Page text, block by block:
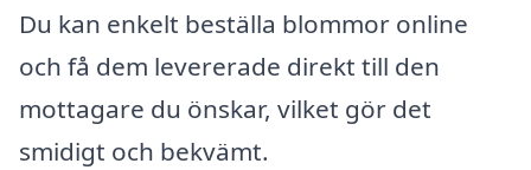
Du kan enkelt beställa blommor online
och få dem levererade direkt till den
mottagare du önskar, vilket gör det
smidigt och bekvämt.